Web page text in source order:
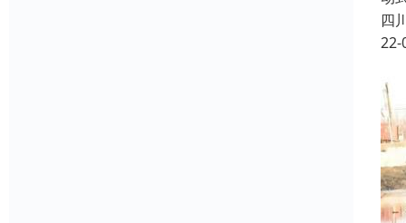
四
22-